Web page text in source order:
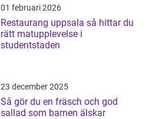
01 februari 2026
Restaurang uppsala så hittar du
rätt matupplevelse i
studentstaden
23 december 2025
Så gör du en fräsch och god
sallad som barnen älskar